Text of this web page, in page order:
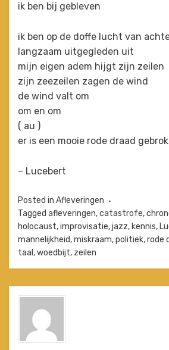
ik ben bij gebleven
ik ben op de doffe lucht van
langzaam uitgegleden uit
mijn eigen adem hijgt zijn zeilen
zijn zeezeilen zagen de wind
de wind valt om
om en om
( au )
er is een mooie rode draad
– Lucebert
Posted in Afleveringen
Tagged afleveringen,catastrofe,
holocaust,improvisatie,jazz, kennis,
mannelijkheid,miskraam,politiek,rode
taal ,woedbijt, zeilen